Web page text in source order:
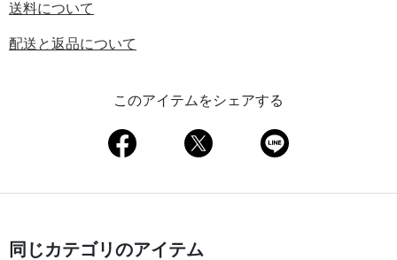
送料について
配送と返品について
このアイテムをシェアする
同じカテゴリのアイテム